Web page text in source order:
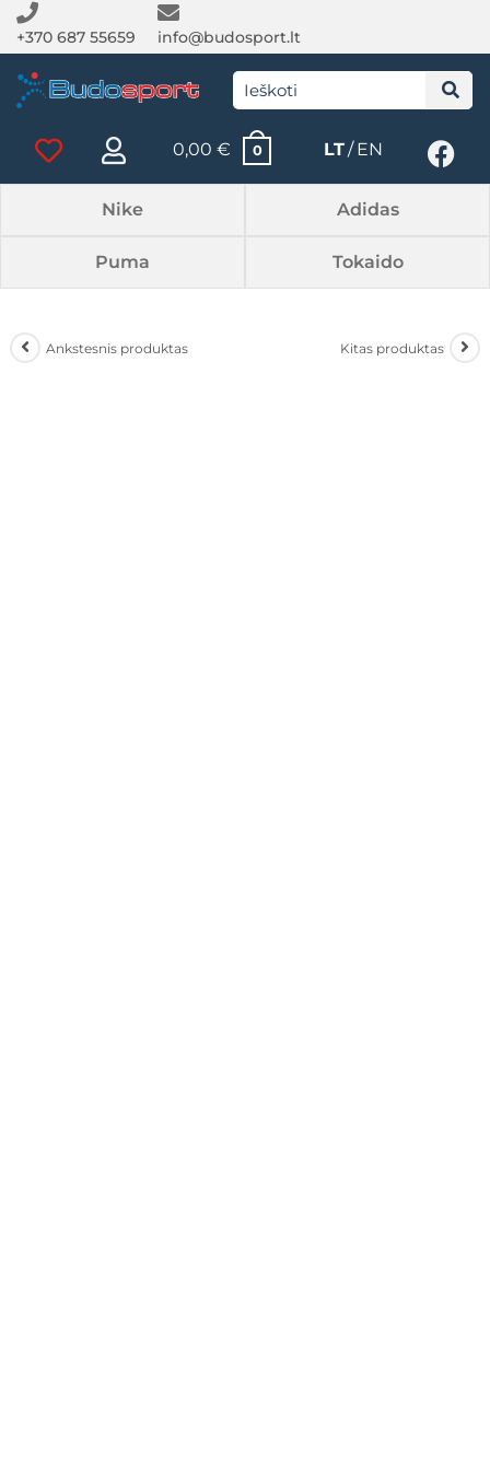
+370 687 55659 info@budosport.lt
0,00€ 0 LT EN
Nike Adidas
Puma Tokaido
Ankstesnis produktas Kitas produktas